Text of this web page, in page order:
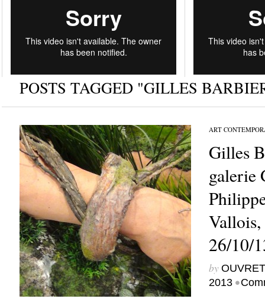
POSTS TAGGED "GILLES
ART
Gilles
galerie
26/10/
by
2013 •